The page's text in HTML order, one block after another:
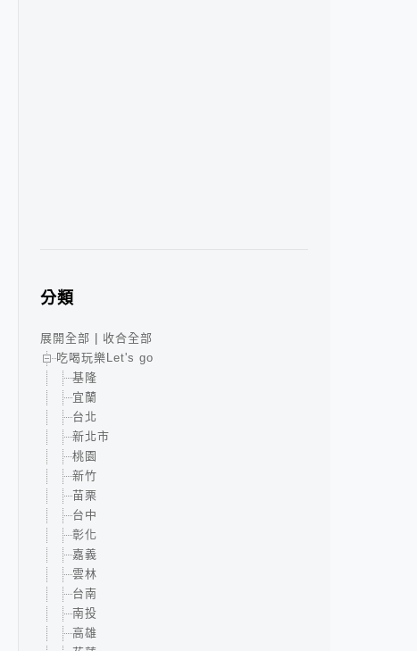
分類
展開全部
收合全部
吃喝玩樂Let's go
基隆
宜蘭
台北
新北市
桃園
新竹
苗栗
台中
彰化
嘉義
雲林
台南
南投
高雄